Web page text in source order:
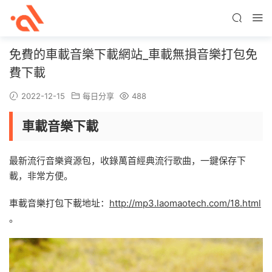
免費的車載音樂下載網站_車載無損音樂打包免
費下載
2022-12-15 每日分享 488
車載音樂下載
最新流行音樂資源包，收錄萬首經典流行歌曲，一鍵保存下
載，非常方便。
車載音樂打包下載地址： http://mp3.laomaotech.com/18.html
。